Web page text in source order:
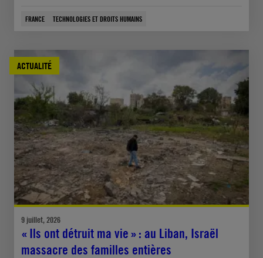
FRANCE TECHNOLOGIES ET DROITS HUMAINS
ACTUALITÉ
9 juillet, 2026
« Ils ont détruit ma vie » : au Liban, Israël
massacre des familles entières